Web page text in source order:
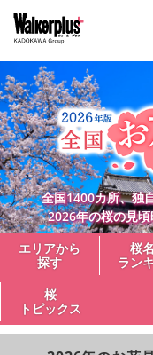
全国1400カ所、独
2026年の桜の見
エリアから
探す
桜
ラン
桜
トピックス